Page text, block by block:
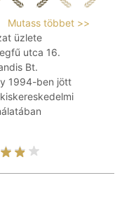
Mutass többet >>
üzlete
utca 16.
Bt.
1994-ben jött